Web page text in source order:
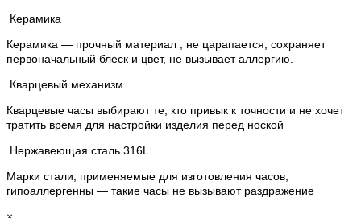
Керамика
Керамика — прочный материал , не царапается, сохраняет
первоначальный блеск и цвет, не вызывает аллергию.
Кварцевый механизм
Кварцевые часы выбирают те, кто привык к точности и не хочет
тратить время для настройки изделия перед ноской
Нержавеющая сталь 316L
Марки стали, применяемые для изготовления часов,
гипоаллергенны — такие часы не вызывают раздражение